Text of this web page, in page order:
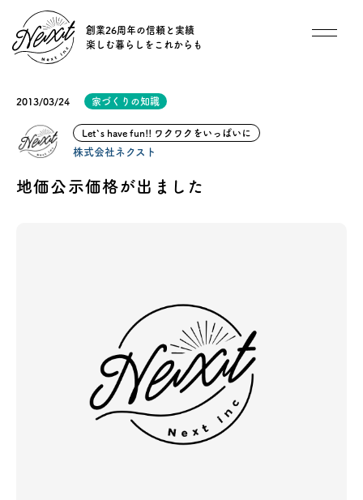
創業26周年の信頼と実績
楽しむ暮らしをこれからも
住宅商品
イベント
2013/03/24 家づくりの知識
Let`s have fun!! ワクワクをいっぱいに
株式会社ネクスト
地価公示価格が出ました